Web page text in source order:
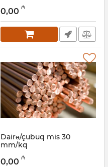
030001022
0,00 ₼
Dairə/çubuq mis 30
mm/kq
030001020
0,00 ₼